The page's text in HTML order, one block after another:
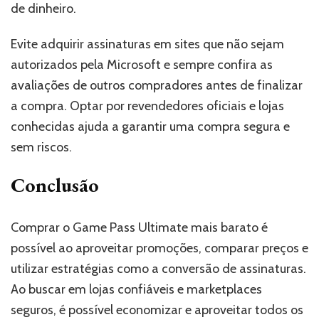
de dinheiro.
Evite adquirir assinaturas em sites que não sejam
autorizados pela Microsoft e sempre confira as
avaliações de outros compradores antes de finalizar
a compra. Optar por revendedores oficiais e lojas
conhecidas ajuda a garantir uma compra segura e
sem riscos.
Conclusão
Comprar o Game Pass Ultimate mais barato é
possível ao aproveitar promoções, comparar preços e
utilizar estratégias como a conversão de assinaturas.
Ao buscar em lojas confiáveis e marketplaces
seguros, é possível economizar e aproveitar todos os